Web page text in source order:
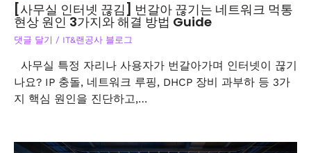
[사무실 인터넷 끊김] 번갈아 끊기는 네트워크 먹통
현상 원인 3가지와 해결 방법 Guide
댓글 달기 / IT&랜공사 블로그
사무실 특정 자리나 사용자가 번갈아가며 인터넷이 끊기
나요? IP 충돌, 네트워크 루핑, DHCP 장비 과부하 등 3가
지 핵심 원인을 진단하고,…